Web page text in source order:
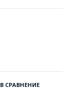
В СРАВНЕНИЕ